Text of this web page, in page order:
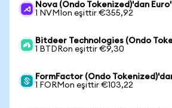
Nova (Ondo Tokenized)'dan
1 NVMIon eşittir €355,92
Bitdeer Technologies (Ondo
1 BTDRon eşittir €9,30
FormFactor (Ondo
1 FORMon eşittir €103,22